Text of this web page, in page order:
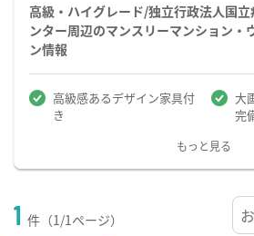
高級・ハイグレード/独立行政法人国
ンター周辺のマンスリーマンション・
ン情報
高級感あるデザイン家具付
き
大
完
もっと見る
1 件（1/1ページ）